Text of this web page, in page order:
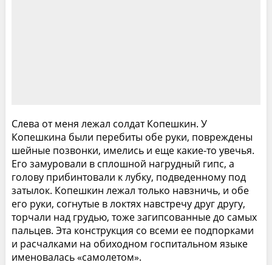
Слева от меня лежал солдат Копешкин. У
Копешкина были перебиты обе руки, повреждены
шейные позвонки, имелись и еще какие-то увечья.
Его замуровали в сплошной нагрудный гипс, а
голову прибинтовали к лубку, подведенному под
затылок. Копешкин лежал только навзничь, и обе
его руки, согнутые в локтях навстречу друг другу,
торчали над грудью, тоже загипсованные до самых
пальцев. Эта конструкция со всеми ее подпорками
и расчалками на обиходном госпитальном языке
именовалась «самолетом».